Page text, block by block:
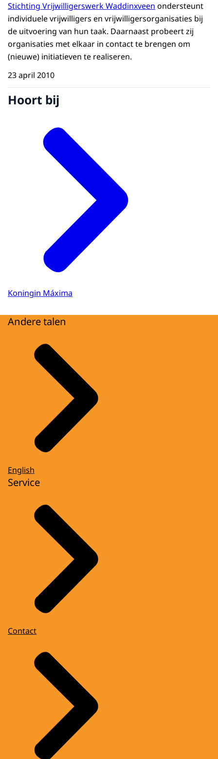
Stichting Vrijwilligerswerk Waddinxveen ondersteunt
individuele vrijwilligers en vrijwilligersorganisaties bij
de uitvoering van hun taak. Daarnaast probeert zij
organisaties met elkaar in contact te brengen om
(nieuwe) initiatieven te realiseren.
23 april 2010
Hoort bij
Koningin Máxima
Andere talen
English
Service
Contact